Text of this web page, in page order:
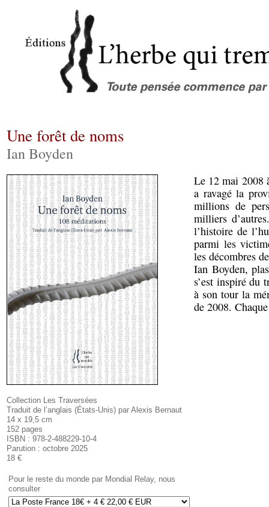
Une forêt de noms
Ian Boyden
Collection Les Traversées
Traduit de l’anglais (États-Unis) par Alexis Bernaut
14 x 19,5 cm
152 pages
ISBN : 978-2-488229-10-4
Parution : octobre 2025
18 €
Pour le reste du monde par Mondial Relay, nous
consulter
Le 12 mai 2008
a ravagé la
millions de
milliers
l’histoire de
parmi les
les décombres
Ian Boyden,
s’est inspiré du
à son tour la
de 2008.